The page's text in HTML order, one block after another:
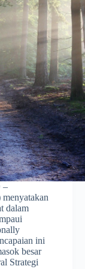
–
dalam
ini
besar
Strategi